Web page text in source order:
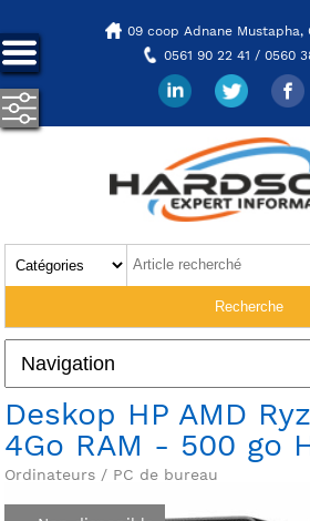
09 coop Adnane Mustapha,
0561 90 22 41 / 0560
Deskop HP AMD
4Go RAM - 500 go
Ordinateurs / PC de bureau